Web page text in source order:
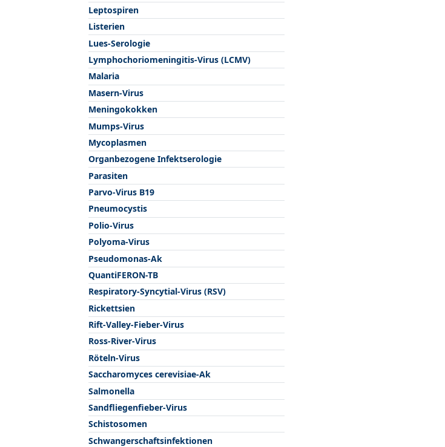
Leptospiren
Listerien
Lues-Serologie
Lymphochoriomeningitis-Virus (LCMV)
Malaria
Masern-Virus
Meningokokken
Mumps-Virus
Mycoplasmen
Organbezogene Infektserologie
Parasiten
Parvo-Virus B19
Pneumocystis
Polio-Virus
Polyoma-Virus
Pseudomonas-Ak
QuantiFERON-TB
Respiratory-Syncytial-Virus (RSV)
Rickettsien
Rift-Valley-Fieber-Virus
Ross-River-Virus
Röteln-Virus
Saccharomyces cerevisiae-Ak
Salmonella
Sandfliegenfieber-Virus
Schistosomen
Schwangerschaftsinfektionen